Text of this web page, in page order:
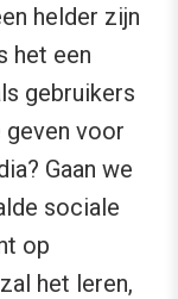
helder zijn
het een
gebruikers
geven voor
Gaan we
sociale
op
het leren,